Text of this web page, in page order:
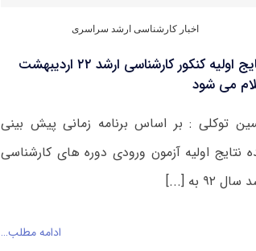
اخبار کارشناسی ارشد سراسری
نتایج اولیه کنکور کارشناسی ارشد ۲۲ اردیبهشت
می شود
توکلی : بر اساس برنامه زمانی پیش بینی
نتایج اولیه آزمون ورودی دوره های کارشناسی
۹۲ به [...]
ادامه مطلب…